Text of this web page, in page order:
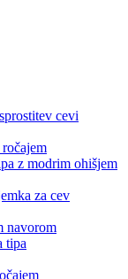
cevi
z modrim ohišjem
za cev
navorom
tipa